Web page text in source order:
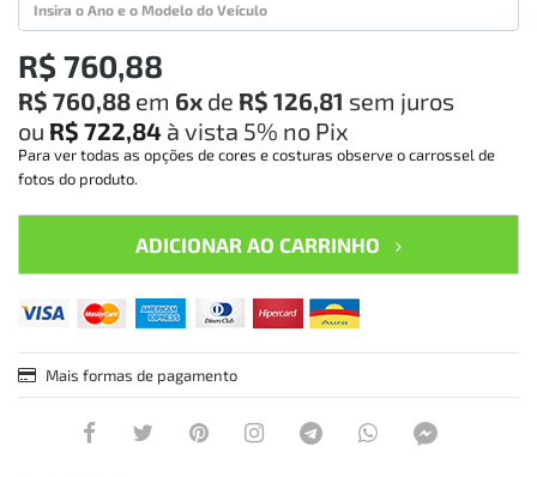
R$ 760,88
R$ 760,88 em 6x de R$ 126,81 sem juros
ou R$ 722,84 à vista 5% no Pix
Para ver todas as opções de cores e costuras observe o carrossel de
fotos do produto.
ADICIONAR AO CARRINHO
Mais formas de pagamento